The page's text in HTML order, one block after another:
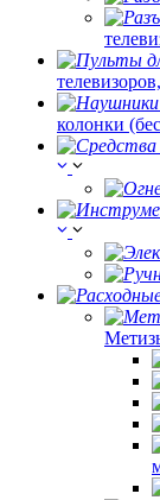
колонки